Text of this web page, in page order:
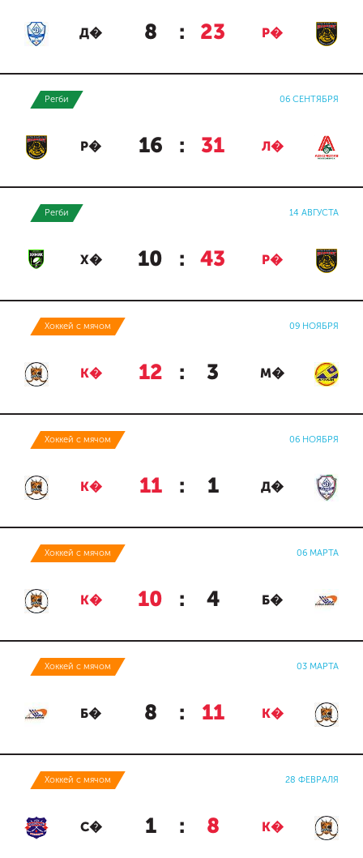
Д� 8 : 23 Р�
Регби 06 СЕНТЯБРЯ
Р� 16 : 31 Л�
Регби 14 АВГУСТА
Х� 10 : 43 Р�
Хоккей с мячом 09 НОЯБРЯ
К� 12 : 3 М�
Хоккей с мячом 06 НОЯБРЯ
К� 11 : 1 Д�
Хоккей с мячом 06 МАРТА
К� 10 : 4 Б�
Хоккей с мячом 03 МАРТА
Б� 8 : 11 К�
Хоккей с мячом 28 ФЕВРАЛЯ
С� 1 : 8 К�